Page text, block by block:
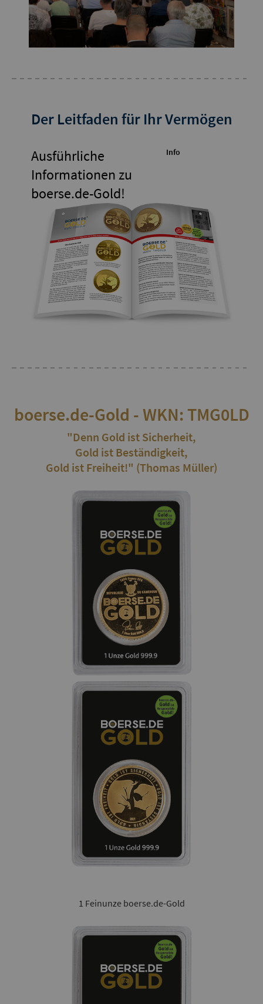
Der Leitfaden für Ihr Vermögen
Ausführliche
Informationen zu
boerse.de-Gold!
Info
boerse.de-Gold - WKN: TMG0LD
"Denn Gold ist Sicherheit,
Gold ist Beständigkeit,
Gold ist Freiheit!" (Thomas Müller)
1 Feinunze boerse.de-Gold